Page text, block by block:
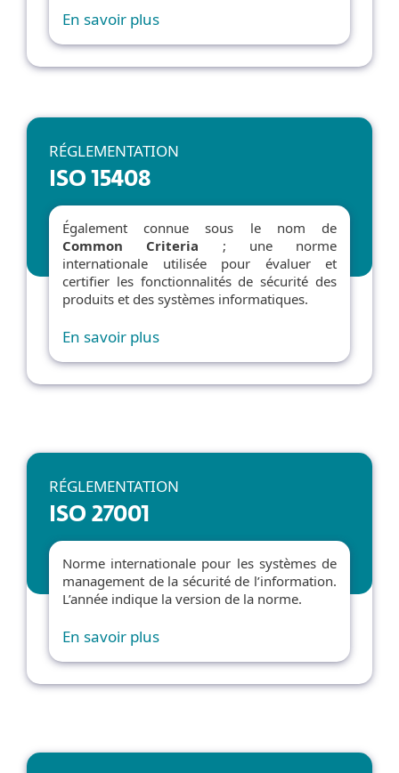
En savoir plus
RÉGLEMENTATION
ISO 15408
Également connue sous le nom de
Common Criteria ; une norme
internationale utilisée pour évaluer et
certifier les fonctionnalités de sécurité des
produits et des systèmes informatiques.
En savoir plus
RÉGLEMENTATION
ISO 27001
Norme internationale pour les systèmes de
management de la sécurité de l’information.
L’année indique la version de la norme.
En savoir plus